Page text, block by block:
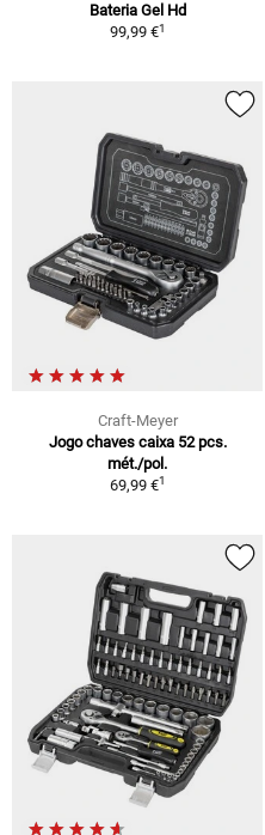
Bateria Gel Hd
99,99 €1
Craft-Meyer
Jogo chaves caixa 52 pcs.
mét./pol.
69,99 €1